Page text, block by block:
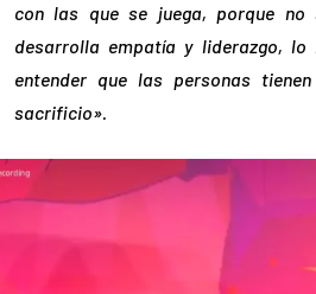
con las que se juega, porque no
desarrolla empatía y liderazgo,
entender que las personas
sacrificio».